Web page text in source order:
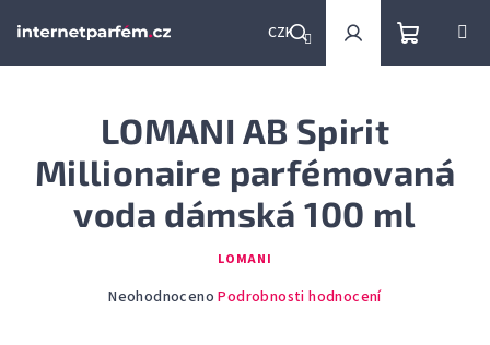
CZK
Hledat PřihlášeníNákupní
LOMANI AB Spirit
Millionaire parfémovaná
voda dámská 100 ml
LOMANI
Průměrné
Neohodnoceno Podrobnosti hodnocení